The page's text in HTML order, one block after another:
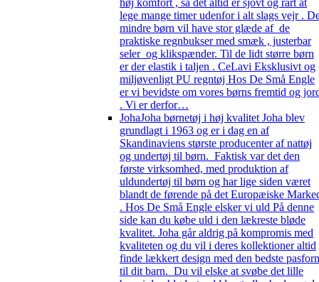
lege mange timer udenfor i alt slags vejr .
mindre børn vil have stor glæde af de
praktiske regnbukser med smæk , justerbar
seler og klikspænder. Til de lidt større børn
er der elastik i taljen . CeLavi Eksklusivt og
miljøvenligt PU regntøj Hos De Små Engle
er vi bevidste om vores børns fremtid og
. Vi er derfor…
JohaJoha børnetøj i høj kvalitet Joha blev
grundlagt i 1963 og er i dag en af
Skandinaviens største producenter af nattøj
og undertøj til børn. Faktisk var det den
første virksomhed, med produktion af
uldundertøj til børn og har lige siden været
blandt de førende på det Europæiske
. Hos De Små Engle elsker vi uld På denne
side kan du købe uld i den lækreste bløde
kvalitet. Joha går aldrig på kompromis med
kvaliteten og du vil i deres kollektioner altid
finde lækkert design med den bedste
til dit barn. Du vil elske at svøbe det lille